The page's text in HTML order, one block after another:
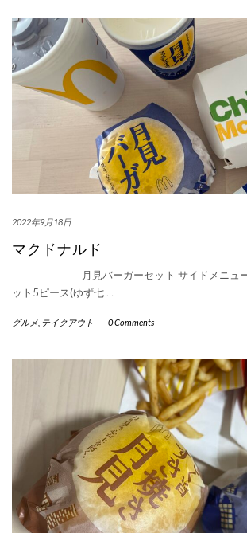
2022年9月18日
マクドナルド
月見バーガーセット サイドメニュー：
ット5ピース(ゆず七 …
グルメ テイクアウト - 0 Comments